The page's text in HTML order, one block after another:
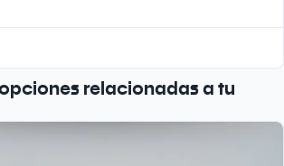
relacionadas a tu